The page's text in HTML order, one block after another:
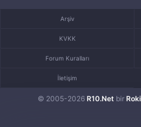
© 2005-2026 R10.Net bir
Arşiv
KVKK
Forum Kuralları
İletişim